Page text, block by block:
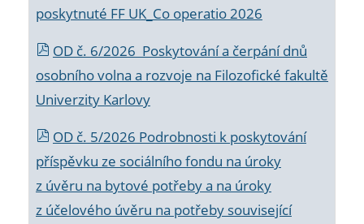
poskytnuté FF UK_Co operatio 2026
OD č. 6/2026 Poskytování a čerpání dnů
osobního volna a rozvoje na Filozofické fakultě
Univerzity Karlovy
OD č. 5/2026 Podrobnosti k poskytování
příspěvku ze sociálního fondu na úroky
z úvěru na bytové potřeby a na úroky
z účelového úvěru na potřeby související